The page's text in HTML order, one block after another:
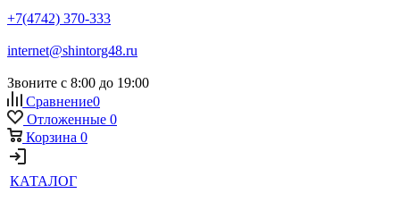
+7(4742) 370-333
internet@shintorg48.ru
Звоните с 8:00 до 19:00
Сравнение0
Отложенные 0
Корзина 0
КАТАЛОГ